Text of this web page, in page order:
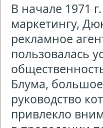
В начале 1971
маркетингу,
рекламное
пользовалась
Блума,
руководство
привлекло